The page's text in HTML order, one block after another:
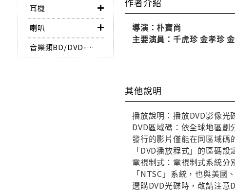
耳機
喇叭
音樂類BD/DVD-AUDIO
導演：朴寶尚
主要演員：千虎珍 金孝珍
其他說明
播放說明：播放DVD影像光
DVD區域碼：依全球地區
發行的影片僅能在同區域碼
「DVD播放程式」的區碼
電視制式：電視制式系統分
「NTSC」系統，也與美國
選購DVD光碟時，敬請注意